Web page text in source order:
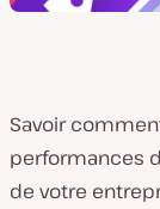
Savoir
performances
de votre